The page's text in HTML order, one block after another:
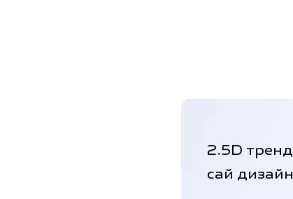
2.5D
сай дизайн